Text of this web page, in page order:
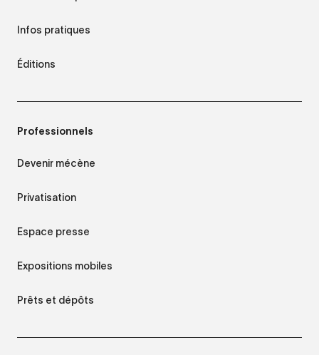
Infos pratiques
Éditions
Professionnels
Devenir mécène
Privatisation
Espace presse
Expositions mobiles
Prêts et dépôts